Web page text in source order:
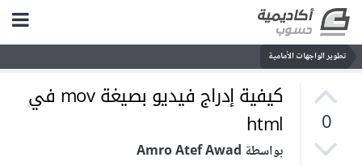
تطوير الواجهات الأمامية
0
كيفية إدراج فيديو بصيغة mov في
html
بواسطة Amro Atef Awad